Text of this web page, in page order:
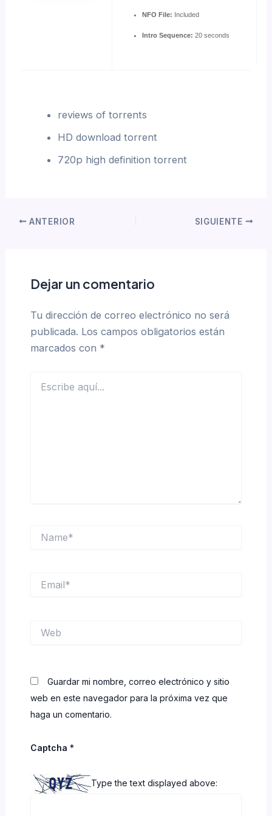
NFO File: Included
Intro Sequence: 20 seconds
reviews of torrents
HD download torrent
720p high definition torrent
ANTERIOR SIGUIENTE
Dejar un comentario
Tu dirección de correo electrónico no será
publicada. Los campos obligatorios están
marcados con *
aquí...
Guardar mi nombre, correo electrónico y sitio
web en este navegador para la próxima vez que
haga un comentario.
Captcha *
Type the text displayed above: